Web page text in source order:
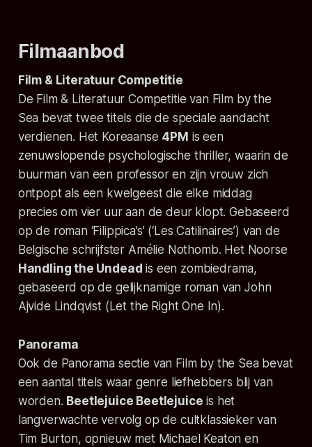
Filmaanbod
Film & Literatuur Competitie
De Film & Literatuur Competitie van Film by the
Sea bevat twee titels die de speciale aandacht
verdienen. Het Koreaanse 4PM is een
zenuwslopende psychologische thriller, waarin de
buurman van een professor en zijn vrouw zich
ontpopt als een kwelgeest die elke middag
precies om vier uur aan de deur klopt. Gebaseerd
op de roman ‘Filippica’s’ (‘Les Catilinaires’) van de
Belgische schrijfster Amélie Nothomb. Het Noorse
Handling the Undead is een zombiedrama,
gebaseerd op de gelijknamige roman van John
Ajvide Lindqvist ( Let the Right One In).
Panorama
Ook de Panorama sectie van Film by the Seabevat
een aantal titels waar genre liefhebbers blij van
worden. Beetlejuice Beetlejuice is het
langverwachte vervolg op de cultklassieker van
Tim Burton, opnieuw met Michael Keaton en